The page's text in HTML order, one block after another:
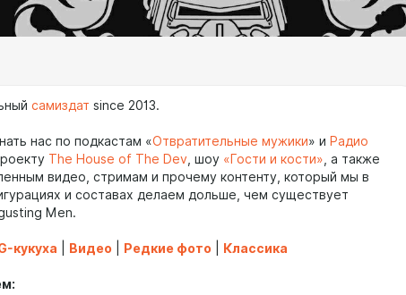
самиздат since 2013.
нас по подкастам «Отвратительные мужики» и Радио
The House of The Dev , шоу «Гости и кости» , а также
видео, стримам и прочему контенту, который мы в
и составах делаем дольше, чем существует
Men.
кукуха Видео Редкие фото Классика